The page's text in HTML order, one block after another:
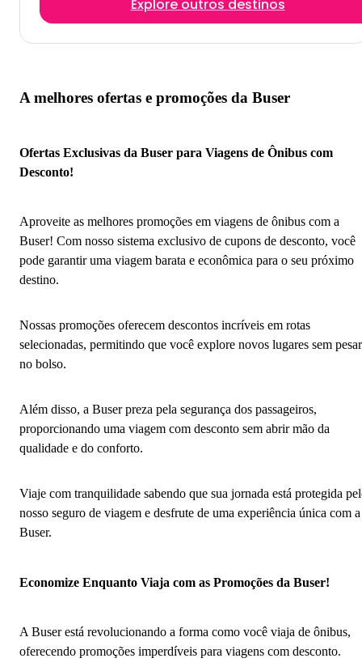
Explore outros destinos
A melhores ofertas e promoções da Buser
Ofertas Exclusivas da Buser para Viagens de Ônibus com
Desconto!
Aproveite as melhores promoções em viagens de ônibus com a
Buser! Com nosso sistema exclusivo de cupons de desconto, você
pode garantir uma viagem barata e econômica para o seu próximo
destino.
Nossas promoções oferecem descontos incríveis em rotas
selecionadas, permitindo que você explore novos lugares sem pesar
no bolso.
Além disso, a Buser preza pela segurança dos passageiros,
proporcionando uma viagem com desconto sem abrir mão da
qualidade e do conforto.
Viaje com tranquilidade sabendo que sua jornada está protegida
nosso seguro de viagem e desfrute de uma experiência única com a
Buser.
Economize Enquanto Viaja com as Promoções da Buser!
A Buser está revolucionando a forma como você viaja de ônibus,
oferecendo promoções imperdíveis para viagens com desconto.